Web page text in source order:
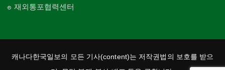
재외통포협력센터
캐나다한국일보의 모든 기사(content)는 저작권법의 보호를 받으